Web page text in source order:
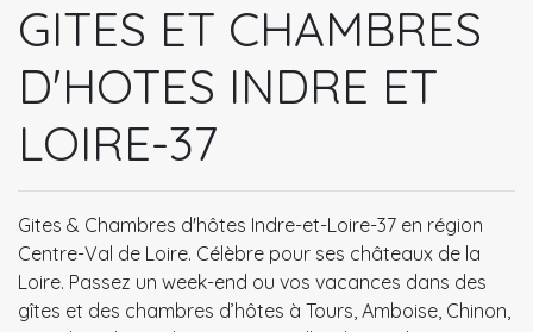
GITES ET CHAMBRES
D'HOTES INDRE ET
LOIRE-37
Gites & Chambres d'hôtes Indre-et-Loire-37 en région
Centre-Val de Loire. Célèbre pour ses châteaux de la
Loire. Passez un week-end ou vos vacances dans des
gîtes et des chambres d’hôtes à Tours, Amboise, Chinon,